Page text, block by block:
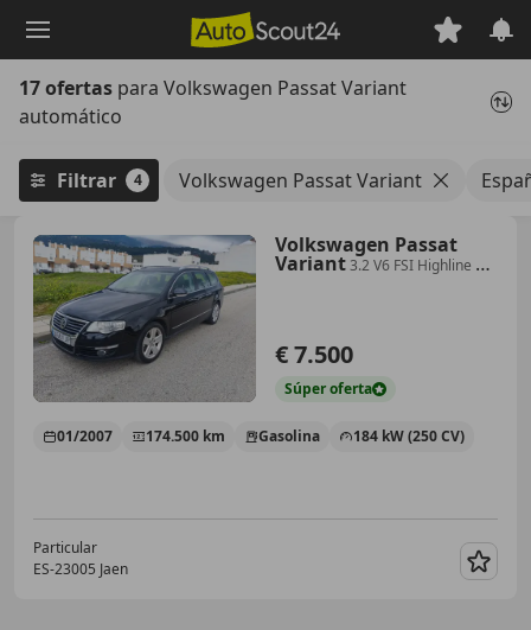
principal
17 ofertas para Volkswagen Passat Variant
automático
Filtrar 4 Volkswagen Passat Variant
Volkswagen Passat
Variant3.2 V6 FSI Highline 4M
€ 7.500
Súperoferta
01/2007 174.500 km Gasolina 184 kW (250 CV)
Particular
ES-23005 Jaen